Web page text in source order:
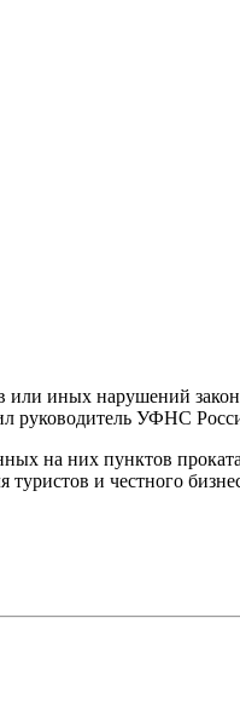
иных нарушений
руководитель УФНС
на них пунктов
и честного